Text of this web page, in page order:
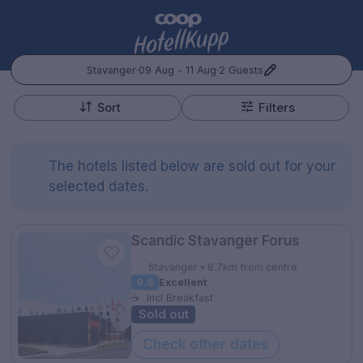
Stavanger·09 Aug - 11 Aug·2 Guests
Popular Destinations:
Oslo
Hele Sverige
Stockholm
Sort Filters
+
−
The hotels listed below are sold out for your
selected dates.
Scandic Stavanger Forus
Stavanger • 8.7km from centre
9.6 Excellent
☕
Incl Breakfast
Sold out
Check other dates
Spørsmål og svarVilkårGift Vouchers
Personvernspolicy
Hotellopphold